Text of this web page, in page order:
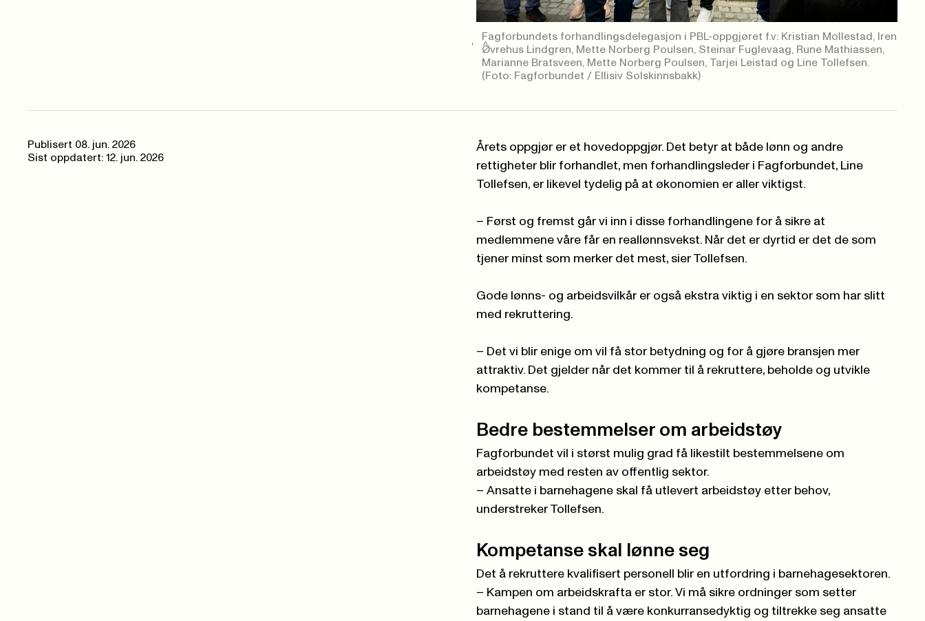
Fagforbundets forhandlingsdelegasjon i PBL-oppgjøret f.v: Kristian Mollestad, Iren
Øvrehus Lindgren, Mette Norberg Poulsen, Steinar Fuglevaag, Rune Mathiassen,
Marianne Bratsveen, Mette Norberg Poulsen, Tarjei Leistad og Line Tollefsen.
(Foto: Fagforbundet / Ellisiv Solskinnsbakk)
Publisert 08. jun. 2026
Sist oppdatert: 12. jun. 2026
Årets oppgjør er et hovedoppgjør. Det betyr at både lønn og andre
rettigheter blir forhandlet, men forhandlingsleder i Fagforbundet, Line
Tollefsen, er likevel tydelig på at økonomien er aller viktigst.
– Først og fremst går vi inn i disse forhandlingene for å sikre at
medlemmene våre får en reallønnsvekst. Når det er dyrtid er det de som
tjener minst som merker det mest, sier Tollefsen.
Gode lønns- og arbeidsvilkår er også ekstra viktig i en sektor som har slitt
med rekruttering.
– Det vi blir enige om vil få stor betydning og for å gjøre bransjen mer
attraktiv. Det gjelder når det kommer til å rekruttere, beholde og utvikle
kompetanse.
Bedre bestemmelser om arbeidstøy
Fagforbundet vil i størst mulig grad få likestilt bestemmelsene om
arbeidstøy med resten av offentlig sektor.
– Ansatte i barnehagene skal få utlevert arbeidstøy etter behov,
understreker Tollefsen.
Kompetanse skal lønne seg
Det å rekruttere kvalifisert personell blir en utfordring i barnehagesektoren.
– Kampen om arbeidskrafta er stor. Vi må sikre ordninger som setter
barnehagene i stand til å være konkurransedyktig og tiltrekke seg ansatte